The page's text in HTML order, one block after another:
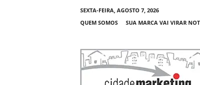
SEXTA-FEIRA, AGOSTO 7, 2026
QUEM SOMOS
SUA MARCA VAI VIRAR
C
d